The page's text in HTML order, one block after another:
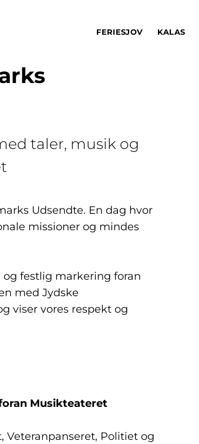
FERIESJOV KALAS
taler, musik og
Udsendte. En dag hvor
missioner og mindes
festlig markering foran
med Jydske
viser vores respekt og
Musikteateret
Veteranpanseret, Politiet og